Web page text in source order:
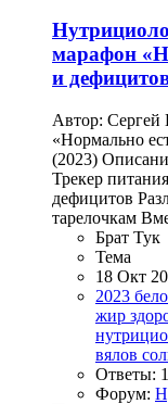
марафон
и
Автор: Сергей
«Нормально
(2023)
Трекер
дефицитов
тарелочкам
Брат Тук
Тема
18 Окт
2023
жир
вялов
Ответы:
Форум: